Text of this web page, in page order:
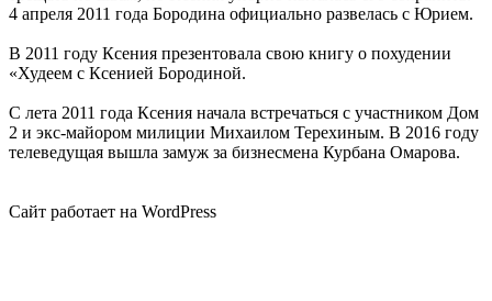
4 апреля 2011 года Бородина официально развелась с Юрием.
В 2011 году Ксения презентовала свою книгу о похудении
«Худеем с Ксенией Бородиной.
С лета 2011 года Ксения начала встречаться с участником Дом
2 и экс-майором милиции Михаилом Терехиным. В 2016 году
телеведущая вышла замуж за бизнесмена Курбана Омарова.
Сайт работает на WordPress